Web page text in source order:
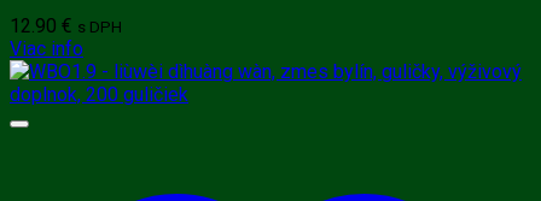
12.90 € s DPH
Viac info